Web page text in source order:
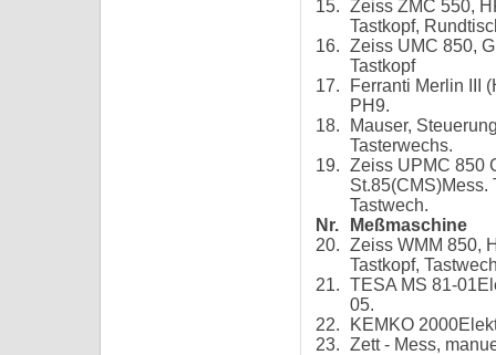
15. Zeiss ZMC 550,
Tastkopf,
16. Zeiss UMC 850,
Tastkopf
17.
Ferranti Merlin III
PH9.
18.
Mauser,
Tasterwechs.
19. Zeiss UPMC 850
St.85(CMS)Mess.
Tastwech.
Nr.
Meßmaschine
20. Zeiss WMM 850,
Tastkopf,
21. TESA MS 81-
05.
22.
KEMKO
23. Zett - Mess,